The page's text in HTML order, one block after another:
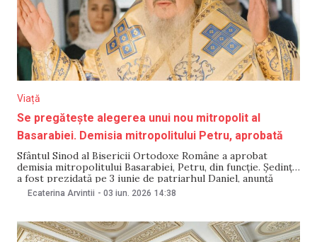
Viață
Se pregătește alegerea unui nou mitropolit al
Basarabiei. Demisia mitropolitului Petru, aprobată
Sfântul Sinod al Bisericii Ortodoxe Române a aprobat
demisia mitropolitului Basarabiei, Petru, din funcție. Ședința
a fost prezidată pe 3 iunie de patriarhul Daniel, anunță
Patriarhia Română în comunicatul emis. „Sfântul Sinod a
Basarabiei și Exarh al plaiurilor, adică încetarea activității
administrative, liturgice și pastorale”, anunță
Ecaterina Arvintii - 03 iun. 2026 14:38